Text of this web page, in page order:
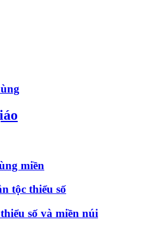
miền
tộc thiểu số
số và miền núi